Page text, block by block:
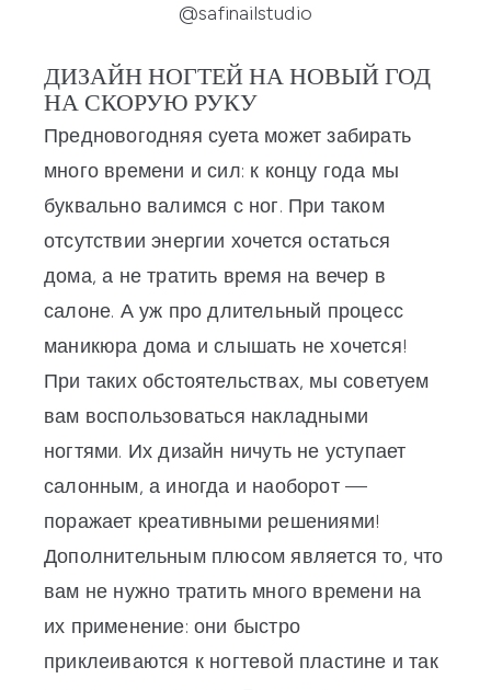
@safinailstudio
ДИЗАЙН НОГТЕЙ НА НОВЫЙ ГОД
НА СКОРУЮ РУКУ
Предновогодняя суета может забирать
много времени и сил: к концу года мы
буквально валимся с ног. При таком
отсутствии энергии хочется остаться
дома, а не тратить время на вечер в
салоне. А уж про длительный процесс
маникюра дома и слышать не хочется!
При таких обстоятельствах, мы советуем
вам воспользоваться накладными
ногтями. Их дизайн ничуть не уступает
салонным, а иногда и наоборот —
поражает креативными решениями!
Дополнительным плюсом является то, что
вам не нужно тратить много времени на
их применение: они быстро
приклеиваются к ногтевой пластине и так